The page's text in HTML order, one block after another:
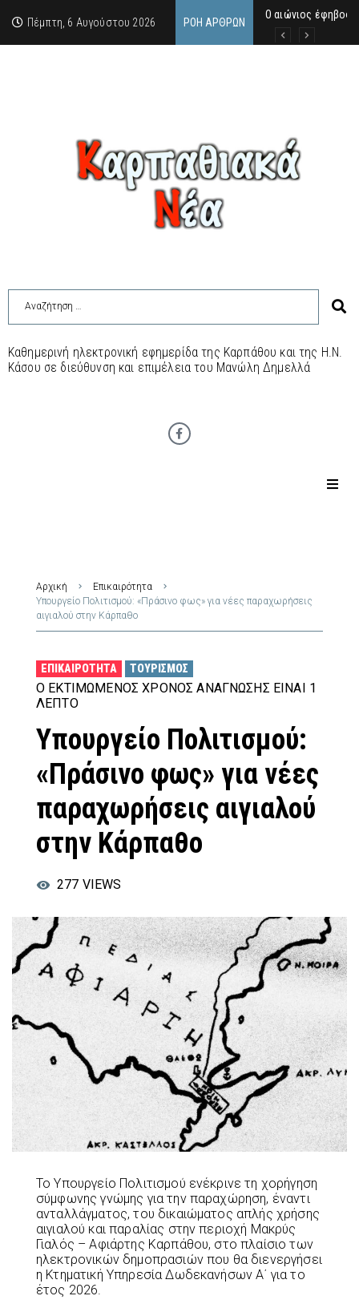
Πέμπτη, 6 Αυγούστου 2026 ΡΟΉ ΆΡΘΡΩΝ
Ο αιώνιος έφηβος
Δικαστική
Άμεση
Καθημερινή ηλεκτρονική εφημερίδα της Καρπάθου και της Η.Ν.
Κάσου σε διεύθυνση και επιμέλεια του Μανώλη Δημελλά
Αρχική
Επικαιρότητα
Υπουργείο Πολιτισμού: «Πράσινο φως» για νέες παραχωρήσεις
αιγιαλού στην Κάρπαθο
ΕΠΙΚΑΙΡΌΤΗΤΑ ΤΟΥΡΙΣΜΌΣ
Ο ΕΚΤΙΜΏΜΕΝΟΣ ΧΡΌΝΟΣ ΑΝΆΓΝΩΣΗΣ ΕΊΝΑΙ 1
ΛΕΠΤΌ
Υπουργείο Πολιτισμού:
«Πράσινο φως» για νέες
παραχωρήσεις αιγιαλού
στην Κάρπαθο
277 VIEWS
Το Υπουργείο Πολιτισμού ενέκρινε τη χορήγηση
σύμφωνης γνώμης για την παραχώρηση, έναντι
ανταλλάγματος, του δικαιώματος απλής χρήσης
αιγιαλού και παραλίας στην περιοχή Μακρύς
Γιαλός – Αφιάρτης Καρπάθου, στο πλαίσιο των
ηλεκτρονικών δημοπρασιών που θα διενεργήσει
η Κτηματική Υπηρεσία Δωδεκανήσων Α΄ για το
έτος 2026.